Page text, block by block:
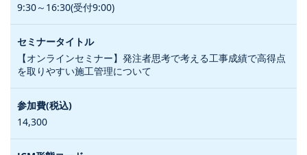
9:30～16:30(受付9:00)
【オンラインセミナー】発注者思考で考える工事成績で高得点
を取りやすい施工管理について
14,300